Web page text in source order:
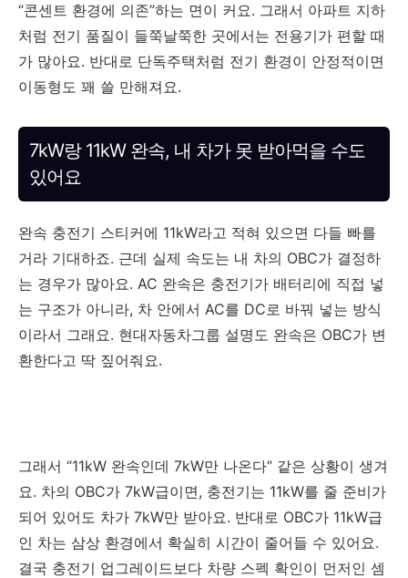
“콘센트 환경에 의존”하는 면이 커요. 그래서 아파트 지하
처럼 전기 품질이 들쭉날쭉한 곳에서는 전용기가 편할 때
가 많아요. 반대로 단독주택처럼 전기 환경이 안정적이면
이동형도 꽤 쓸 만해져요.
7kW랑 11kW 완속, 내 차가 못 받아먹을 수도
있어요
완속 충전기 스티커에 11kW라고 적혀 있으면 다들 빠를
거라 기대하죠. 근데 실제 속도는 내 차의 OBC가 결정하
는 경우가 많아요. AC 완속은 충전기가 배터리에 직접 넣
는 구조가 아니라, 차 안에서 AC를 DC로 바꿔 넣는 방식
이라서 그래요. 현대자동차그룹 설명도 완속은 OBC가 변
환한다고 딱 짚어줘요.
그래서 “11kW 완속인데 7kW만 나온다” 같은 상황이 생겨
요. 차의 OBC가 7kW급이면, 충전기는 11kW를 줄 준비가
되어 있어도 차가 7kW만 받아요. 반대로 OBC가 11kW급
인 차는 삼상 환경에서 확실히 시간이 줄어들 수 있어요.
결국 충전기 업그레이드보다 차량 스펙 확인이 먼저인 셈